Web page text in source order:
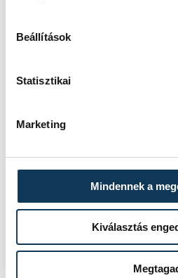
Beállítások
Statisztikai
Marketing
Mindennek a
Kiválasztás
Szűts István Gergelyt
kimondottan érdekelte,
milyen szerepe volt a
magyaroknak az